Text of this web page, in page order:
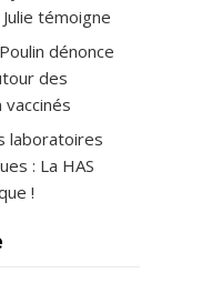
témoigne
dénonce
des
laboratoires
: La HAS
!